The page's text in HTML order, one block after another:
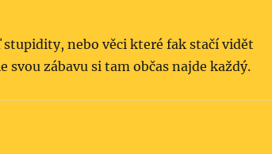
nebo věci které fak stačí vidět
zábavu si tam občas najde každý.